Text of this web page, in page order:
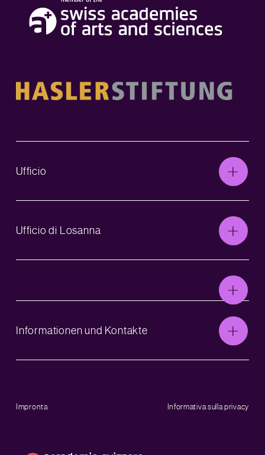
Ufficio
Ufficio di Losanna
Informationen und Kontakte
Impronta Informativa sulla privacy